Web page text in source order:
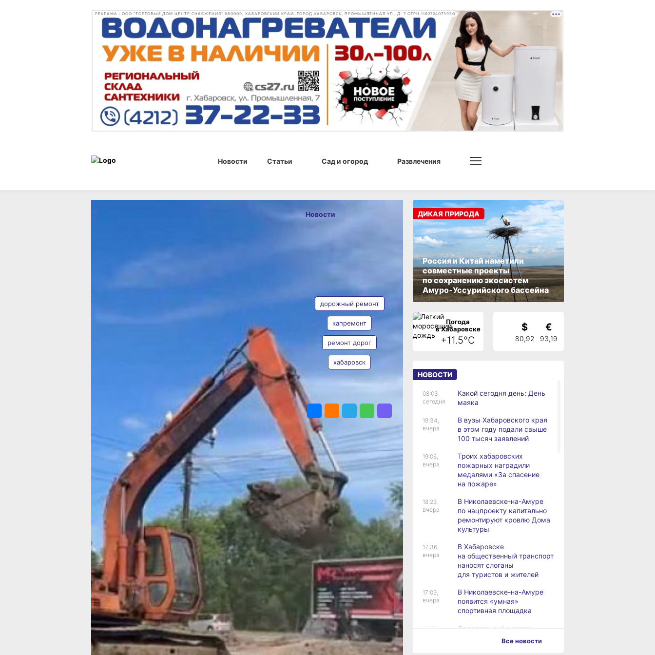
РЕКЛАМА • ООО "ТОРГОВЫЙ ДОМ ЦЕНТР СНАБЖЕНИЯ" 680009, ХАБАРОВСКИЙ КРАЙ, ГОРОД ХАБАРОВСК, ПРОМЫШЛЕННАЯ УЛ., Д. 7 ОГРН 1162724073930
Новости Статьи Сад и огород Развлечения
улице
в Хабаровске
идут ремонтные
проезжей части
В настоящее время в Хабаровске
движение транспорта по Краснодарской
улице перекрыто в связи с проведением
ремонтных работ. Как сообщили в пресс-
службе администрации Хабаровска,
на участке ежедневно задействованы
четыре экскаватора и двадцать
самосвалов, которые занимаются
выемкой грунта для последующего
устройства тротуаров и дорожного
покрытия. На реконструкцию улицы
выделена краевая субсидия.
Краснодарская улица является
единственным маршрутом к жилому дому
по адресу Краснодарская, 105А. Для
удобства жителей подрядчик предложил
временное решение.
«Полностью обрезать проезд к дому —
не допустимо, — объяснил главный
инженер ООО «Дорремстрой» г.
Хабаровска Игорь Ковалев . — Мы
оставили заезд к дому, которым сейчас
пользуются жильцы. Он находится
между отделом полиции и Региональным
управлением по борьбе с организованной
преступностью».
Вопрос обустройства альтернативного
Новости
Наталья
Евона
дорожный ремонт
капремонт
ремонт дорог
хабаровск
Россия и Китай наметили
совместные проекты
по сохранению экосистем
Амуро‑Уссурийского бассейна
ДИКАЯ ПРИРОДА
Погода
в Хабаровске
+11.5°C
$
80,92
€
93,19
НОВОСТИ
08:03,
сегодня
Какой сегодня день: День
маяка
19:34,
вчера
В вузы Хабаровского края
в этом году подали свыше
100 тысяч заявлений
19:06,
вчера
Троих хабаровских
пожарных наградили
медалями «За спасение
на пожаре»
18:23,
вчера
В Николаевске-на-Амуре
по нацпроекту капитально
ремонтируют кровлю Дома
культуры
17:36,
вчера
В Хабаровске
на общественный транспорт
наносят слоганы
для туристов и жителей
17:09,
вчера
В Николаевске-на-Амуре
появится «умная»
спортивная площадка
Федеральный эксперт
высоко оценил спортивную
Все новости